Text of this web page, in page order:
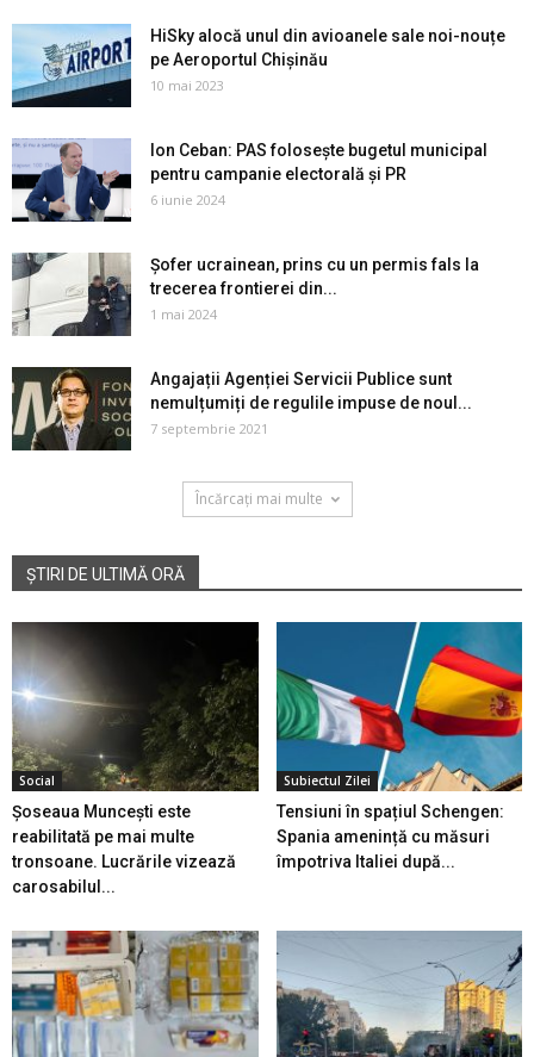
HiSky alocă unul din avioanele sale noi-nouțe
pe Aeroportul Chișinău
10 mai 2023
Ion Ceban: PAS folosește bugetul municipal
pentru campanie electorală și PR
6 iunie 2024
Șofer ucrainean, prins cu un permis fals la
trecerea frontierei din...
1 mai 2024
Angajații Agenției Servicii Publice sunt
nemulțumiți de regulile impuse de noul...
7 septembrie 2021
Încărcați mai multe
ȘTIRI DE ULTIMĂ ORĂ
Social
Șoseaua Muncești este
reabilitată pe mai multe
tronsoane. Lucrările vizează
carosabilul...
Subiectul Zilei
Tensiuni în spațiul Schengen:
Spania amenință cu măsuri
împotriva Italiei după...